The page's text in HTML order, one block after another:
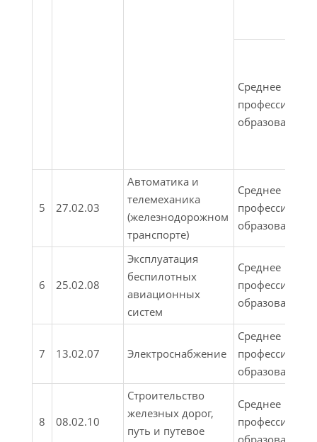
Среднее
образование
5 27.02.03
Автоматика и
телемеханика
(железнодорожном
транспорте)
Среднее
образование
6 25.02.08
Эксплуатация
беспилотных
авиационных
систем
Среднее
образование
7 13.02.07 Электроснабжение
Среднее
образование
8 08.02.10
Строительство
железных дорог,
путь и путевое
Среднее